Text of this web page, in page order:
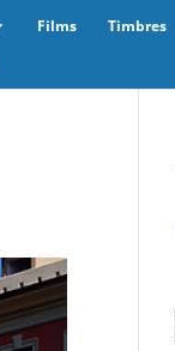
Films
Timbres